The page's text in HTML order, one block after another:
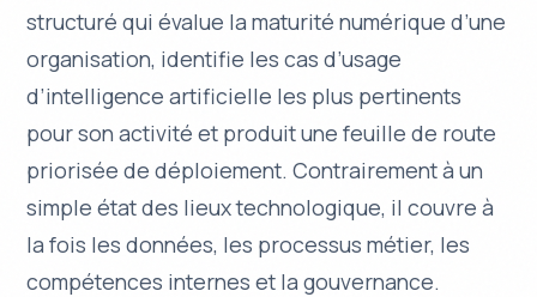
structuré qui évalue la maturité numérique d’une
organisation, identifie les cas d’usage
d’intelligence artificielle les plus pertinents
pour son activité et produit une feuille de route
priorisée de déploiement. Contrairement à un
simple état des lieux technologique, il couvre à
la fois les données, les processus métier, les
compétences internes et la gouvernance.